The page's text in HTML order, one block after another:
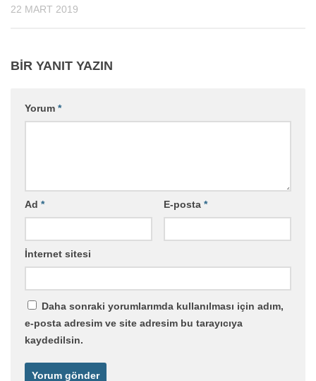
22 MART 2019
BIR YANIT YAZIN
Yorum *
Ad * E-posta *
İnternet sitesi
Daha sonraki yorumlarımda kullanılması için adım,
e-posta adresim ve site adresim bu tarayıcıya
kaydedilsin.